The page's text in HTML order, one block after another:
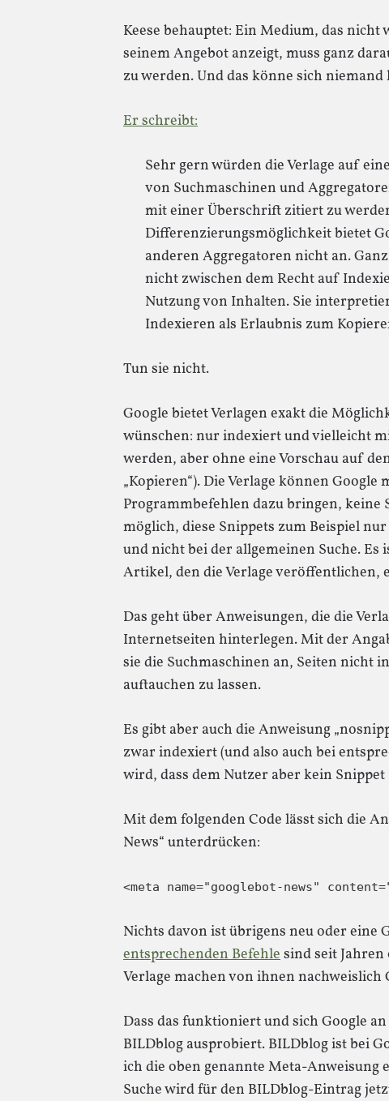
Keese behauptet: Ein Medium, das nicht
seinem Angebot anzeigt, muss ganz
zu werden. Und das könne sich niemand
Er schreibt:
Sehr gern würden die Verlage auf
von Suchmaschinen und
mit einer Überschrift zitiert zu
Differenzierungsmöglichkeit bietet
anderen Aggregatoren nicht an.
nicht zwischen dem Recht auf
Nutzung von Inhalten. Sie
Indexieren als Erlaubnis zum
Tun sie nicht.
Google bietet Verlagen exakt die
wünschen: nur indexiert und vielleicht
werden, aber ohne eine Vorschau auf
„Kopieren“). Die Verlage können Google
Programmbefehlen dazu bringen, keine
möglich, diese Snippets zum Beispiel
und nicht bei der allgemeinen Suche. Es
Artikel, den die Verlage veröffentlichen,
Das geht über Anweisungen, die die
Internetseiten hinterlegen. Mit der
sie die Suchmaschinen an, Seiten nicht
auftauchen zu lassen.
Es gibt aber auch die Anweisung
zwar indexiert (und also auch bei
wird, dass dem Nutzer aber kein
Mit dem folgenden Code lässt sich die
News“ unterdrücken:
<meta name="googlebot-news"
Nichts davon ist übrigens neu oder eine
entsprechenden Befehlesind seit
Verlage machen von ihnen nachweislich
Dass das funktioniert und sich Google
BILDblog ausprobiert. BILDblog ist bei
ich die oben genannte Meta-Anweisung
Suche wird für den BILDblog-Eintrag